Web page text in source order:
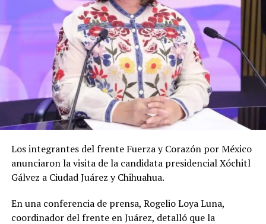
Los integrantes del frente Fuerza y Corazón por México
anunciaron la visita de la candidata presidencial Xóchitl
Gálvez a Ciudad Juárez y Chihuahua.
En una conferencia de prensa, Rogelio Loya Luna,
coordinador del frente en Juárez, detalló que la